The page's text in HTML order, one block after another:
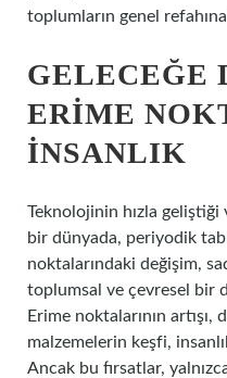
toplumların genel
GELECEĞE
ERIME
İNSANLIK
Teknolojinin hızla
bir dünyada, periyodik
noktalarındaki değişim,
toplumsal ve çevresel bir
Erime noktalarının artışı,
malzemelerin keşfi,
Ancak bu fırsatlar,